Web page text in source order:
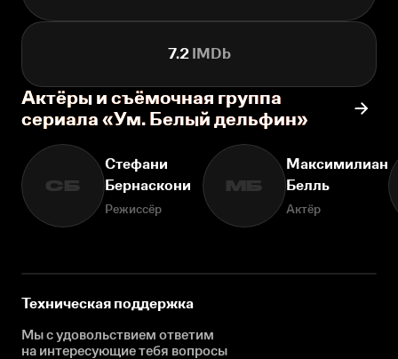
7.2IMDb
Актёры и съёмочная группа
сериала «Ум. Белый дельфин»
СБ
Стефани
Бернаскони
Режиссёр
МБ
Максимилиан
Белль
Актёр
Техническая поддержка
Мы с удовольствием ответим
на интересующиетебя вопросы